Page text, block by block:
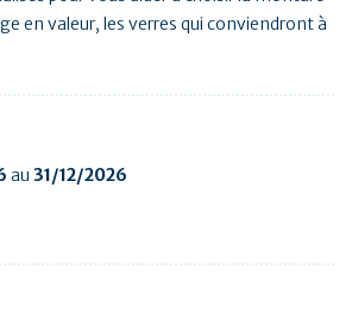
en valeur, les verres qui conviendront à
au 31/12/2026